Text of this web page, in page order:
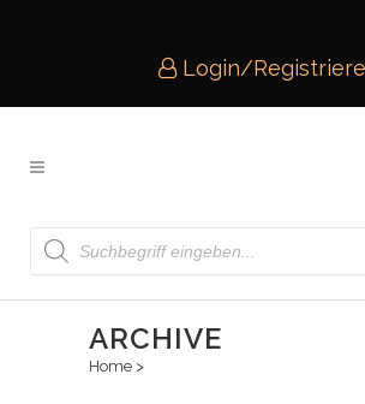
Login/
Products
search
ARCHIVE
Home >